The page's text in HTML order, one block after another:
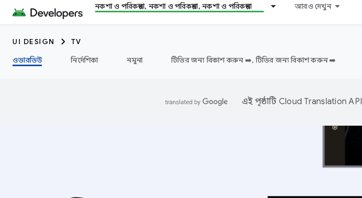
নকশা ও পরিকল্পনা, নকশা ও পরিকল্পনা, নকশা ও পরিকল্পনা আরও দেখুন
UI DESIGN
TV
ওভারভিউ
নির্দেশিকা নমুনা টিভির জন্য বিকাশ করুন ➡️, টিভির জন্য বিকাশ করুন ➡️
এই পৃষ্ঠাটি Cloud Translation API